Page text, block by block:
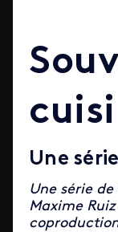
Une
Une série
Maxime